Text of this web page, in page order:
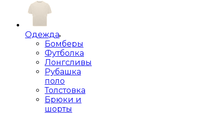
Одежда
Бомберы
Футболка
Лонгсливы
Рубашка
поло
Толстовка
Брюки и
шорты